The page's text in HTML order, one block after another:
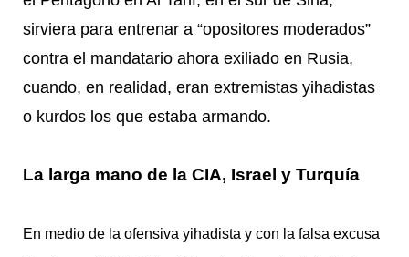
sirviera para entrenar a “opositores moderados”
contra el mandatario ahora exiliado en Rusia,
cuando, en realidad, eran extremistas yihadistas
o kurdos los que estaba armando.
La larga mano de la CIA, Israel y Turquía
En medio de la ofensiva yihadista y con la falsa excusa